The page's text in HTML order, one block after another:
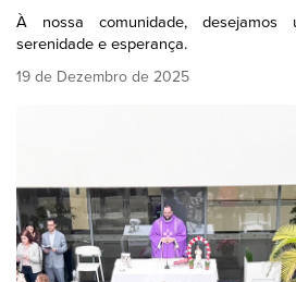
À nossa comunidade,
serenidade e esperança.
19 de Dezembro de 2025